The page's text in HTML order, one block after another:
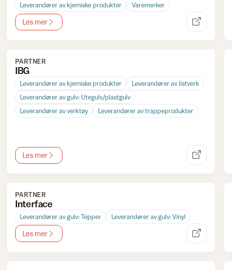
Leverandører av kjemiske produkter Varemerker
Les mer
PARTNER
IBG
Leverandører av kjemiske produkter
Leverandører av listverk
Leverandører av gulv: Utegulv/plastgulv
Leverandører av verktøy
Leverandører av trappeprodukter
Les mer
PARTNER
Interface
Leverandører av gulv: Tepper Leverandører av gulv: Vinyl
Les mer